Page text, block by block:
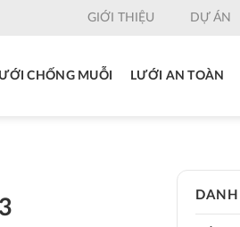
GIỚI THIỆU DỰ ÁN
CHỐNG MUỖI LƯỚI AN TOÀN